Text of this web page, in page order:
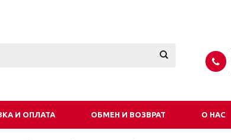
И ОПЛАТА ОБМЕН И ВОЗВРАТ О НАС